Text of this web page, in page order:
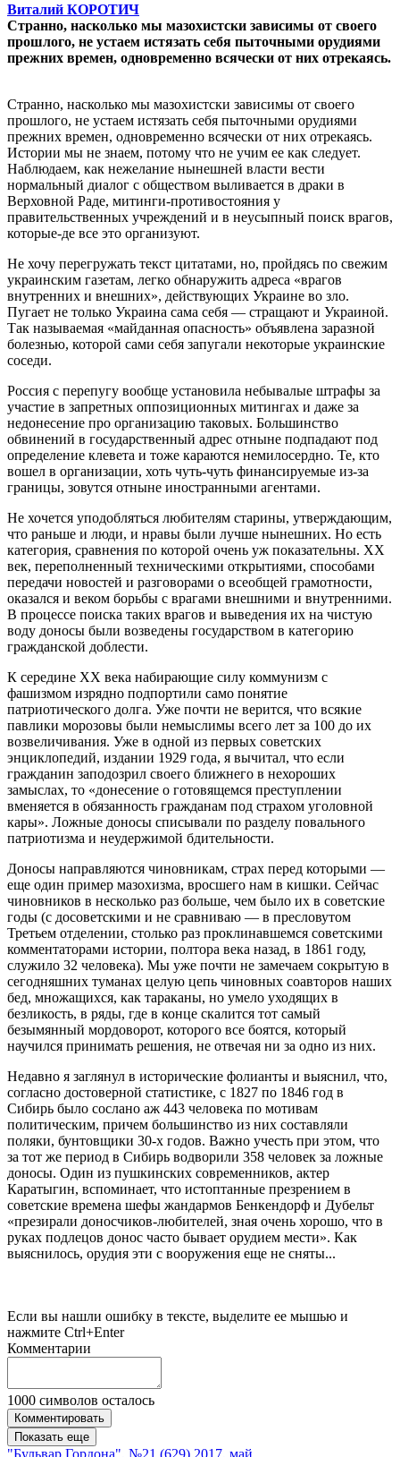
Виталий КОРОТИЧ
Странно, насколько мы мазохистски зависимы от своего
прошлого, не устаем истязать себя пыточными орудиями
прежних времен, одно­временно всячески от них отрекаясь.
Странно, насколько мы мазохистски зависимы от своего
прошлого, не устаем истязать себя пыточными орудиями
прежних времен, одно­временно всячески от них отрекаясь.
Истории мы не знаем, потому что не учим ее как следует.
Наблюдаем, как не­желание нынешней власти вести
нормальный диалог с обществом выливается в драки в
Верховной Раде, митинги-противостояния у
правительственных учреждений и в неусыпный поиск врагов,
которые-де все это организуют.
Не хочу перегружать текст цитатами, но, пройдясь по свежим
украинским газетам, легко обнаружить адреса «врагов
внутренних и внешних», действующих Украине во зло.
Пугает не только Украина сама себя — стращают и Украиной.
Так называемая «майданная опасность» объявлена заразной
болезнью, которой сами себя запугали некоторые украинские
соседи.
Россия с перепугу вообще установила не­бы­валые штрафы за
участие в запретных оппозиционных митингах и даже за
недонесение про организацию таковых. Большинство
обвинений в государственный адрес отныне подпадают под
определение клевета и тоже караются немилосердно. Те, кто
вошел в организации, хоть чуть-чуть финансируемые из-за
границы, зовутся отныне иностранными агентами.
Не хочется уподобляться любителям старины, утверждающим,
что раньше и люди, и нравы были лучше нынешних. Но есть
категория, сравнения по которой очень уж показательны. ХХ
век, переполненный техническими открытиями, способами
передачи новостей и разговорами о всеобщей грамотности,
оказался и веком борьбы с врагами внешними и внутренними.
В процессе поиска таких врагов и выведения их на чистую
воду доносы были возведены государством в категорию
гражданской доблес­ти.
К середине ХХ века набирающие силу коммунизм с
фашизмом изрядно подпортили само понятие
патриотического долга. Уже почти не верится, что всякие
павлики морозовы были немыслимы всего лет за 100 до их
возвеличивания. Уже в одной из первых советских
энциклопедий, издании 1929 года, я вычитал, что если
гражданин заподозрил своего ближнего в нехороших
замыслах, то «донесение о готовящемся преступлении
вменяется в обязанность гражданам под страхом уголовной
кары». Ложные доносы списывали по разделу повального
патриотизма и неудержимой бдительности.
Доносы направляются чиновникам, страх перед которыми —
еще один пример мазохизма, вросшего нам в кишки. Сейчас
чиновников в несколько раз больше, чем было их в советские
годы (с досоветскими и не сравниваю — в пресловутом
Третьем отделении, столько раз проклинавшемся советскими
комментаторами истории, полтора века назад, в 1861 году,
служило 32 человека). Мы уже почти не замечаем сокрытую в
сегодняшних туманах целую цепь чиновных соавторов наших
бед, множащихся, как тараканы, но умело уходящих в
безликость, в ряды, где в конце скалится тот самый
безымянный мордоворот, которого все боятся, который
научился принимать решения, не отвечая ни за одно из них.
Недавно я заглянул в исторические фолианты и выяснил, что,
согласно достоверной статистике, с 1827 по 1846 год в
Сибирь было сослано аж 443 человека по мотивам
политическим, причем большинство из них составляли
поляки, бунтовщики 30-х годов. Важно учесть при этом, что
за тот же период в Сибирь водворили 358 человек за ложные
доносы. Один из пушкинских современников, актер
Каратыгин, вспоминает, что истоптанные презрением в
советские времена шефы жандармов Бенкендорф и Дубельт
«презирали доносчиков-любителей, зная очень хорошо, что в
руках подлецов донос часто бывает орудием мести». Как
выяснилось, орудия эти с вооружения еще не сняты...
Если вы нашли ошибку в тексте, выделите ее мышью и
нажмите Ctrl+Enter
Комментарии
1000 символов осталось
Комментировать
Показать еще
"Бульвар Гордона", №21 (629) 2017, май